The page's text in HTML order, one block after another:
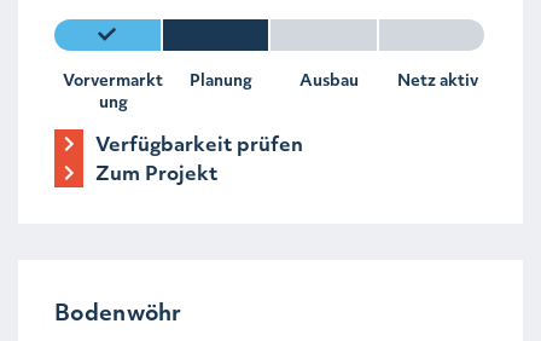
Vorvermarkt
ung
Planung Ausbau Netz aktiv
Verfügbarkeit prüfen
Zum Projekt
Bodenwöhr